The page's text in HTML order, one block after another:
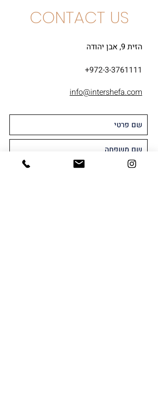
CONTACT US
הזית 9, אבן יהודה
+972-3-3761111
info@intershefa.com